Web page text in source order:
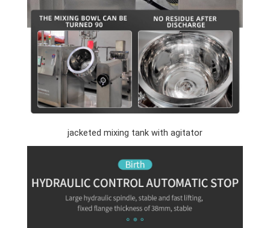
jacketed mixing tank with agitator